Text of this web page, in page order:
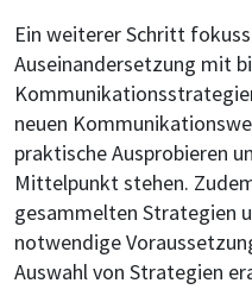
Ein weiterer Schritt
Auseinandersetzung mit
neuen
praktische Ausprobieren
Mittelpunkt stehen.
gesammelten Strategien
notwendige
Auswahl von Strategien